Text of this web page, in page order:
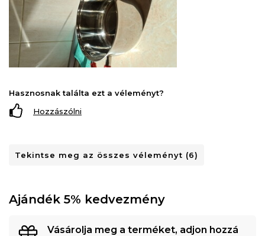
Hasznosnak találta ezt a véleményt?
Hozzászólni
Tekintse meg az összes véleményt (6)
Ajándék 5% kedvezmény
Vásárolja meg a terméket, adjon hozzá